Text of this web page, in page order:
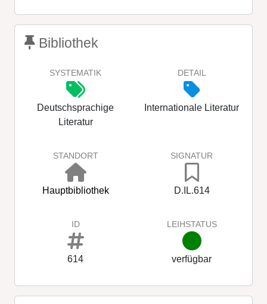
Bibliothek
SYSTEMATIK
Deutschsprachige
Literatur
DETAIL
Internationale Literatur
STANDORT
Hauptbibliothek
SIGNATUR
D.IL.614
ID
614
LEIHSTATUS
verfügbar